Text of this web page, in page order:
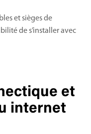
et sièges de
de s’installer avec
et
internet